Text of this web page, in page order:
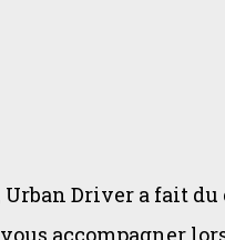
Urban Driver a fait